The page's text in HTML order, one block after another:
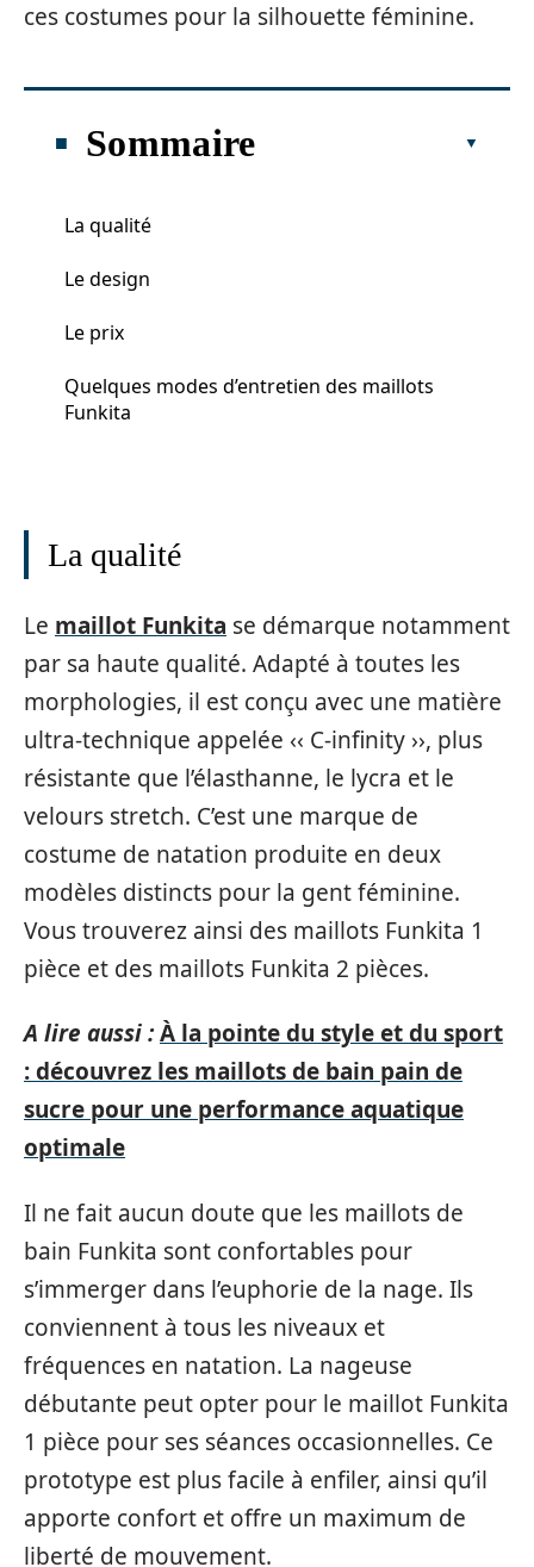
ces costumes pour la silhouette féminine.
Sommaire
La qualité
Le design
Le prix
Quelques modes d’entretien des maillots
Funkita
La qualité
Le maillot Funkita se démarque notamment
par sa haute qualité. Adapté à toutes les
morphologies, il est conçu avec une matière
ultra-technique appelée ‹‹ C-infinity ››, plus
résistante que l’élasthanne, le lycra et le
velours stretch. C’est une marque de
costume de natation produite en deux
modèles distincts pour la gent féminine.
Vous trouverez ainsi des maillots Funkita 1
pièce et des maillots Funkita 2 pièces.
A lire aussi :À la pointe du style et du sport
: découvrez les maillots de bain pain de
sucre pour une performance aquatique
optimale
Il ne fait aucun doute que les maillots de
bain Funkita sont confortables pour
s’immerger dans l’euphorie de la nage. Ils
conviennent à tous les niveaux et
fréquences en natation. La nageuse
débutante peut opter pour le maillot Funkita
1 pièce pour ses séances occasionnelles. Ce
prototype est plus facile à enfiler, ainsi qu’il
apporte confort et offre un maximum de
liberté de mouvement.